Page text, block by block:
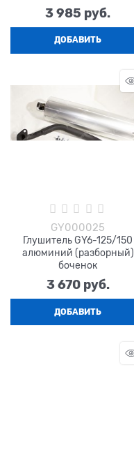
3 985 руб.
ДОБАВИТЬ
GY000025
Глушитель GY6-125/150
алюминий (разборный)
боченок
3 670 руб.
ДОБАВИТЬ